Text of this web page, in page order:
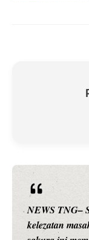
NEWS TNG–
hiburan,